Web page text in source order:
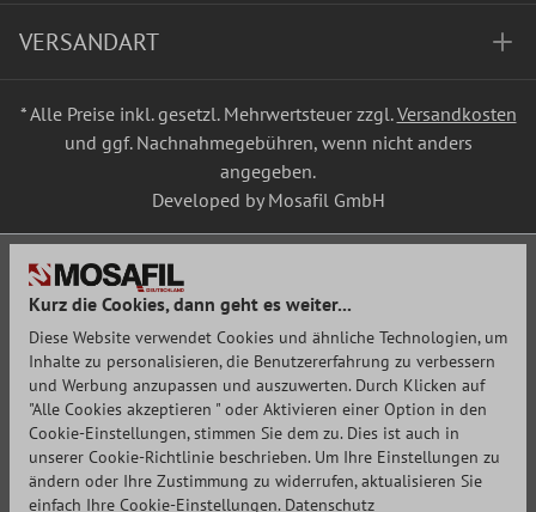
VERSANDART
* Alle Preise inkl. gesetzl. Mehrwertsteuer zzgl.Versandkosten
und ggf. Nachnahmegebühren, wenn nicht anders
angegeben.
Developed by Mosafil GmbH
Kurz die Cookies, dann geht es weiter...
Diese Website verwendet Cookies und ähnliche Technologien, um
Inhalte zu personalisieren, die Benutzererfahrung zu verbessern
und Werbung anzupassen und auszuwerten. Durch Klicken auf
"Alle Cookies akzeptieren " oder Aktivieren einer Option in den
Cookie-Einstellungen, stimmen Sie dem zu. Dies ist auch in
unserer Cookie-Richtlinie beschrieben. Um Ihre Einstellungen zu
ändern oder Ihre Zustimmung zu widerrufen, aktualisieren Sie
einfach Ihre Cookie-Einstellungen. Datenschutz